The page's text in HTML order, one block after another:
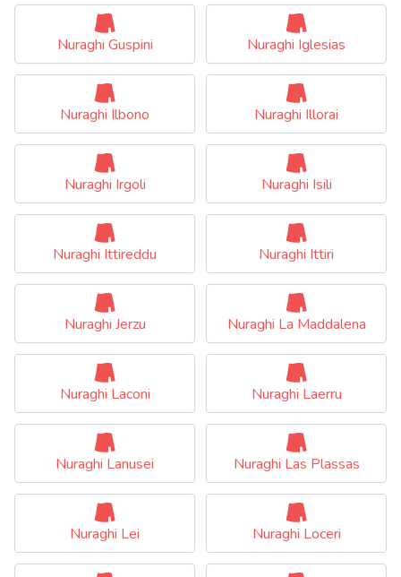
Nuraghi Guspini Nuraghi Iglesias
Nuraghi Ilbono Nuraghi Illorai
Nuraghi Irgoli Nuraghi Isili
Nuraghi Ittireddu Nuraghi Ittiri
Nuraghi Jerzu Nuraghi La Maddalena
Nuraghi Laconi Nuraghi Laerru
Nuraghi Lanusei Nuraghi Las Plassas
Nuraghi Lei Nuraghi Loceri